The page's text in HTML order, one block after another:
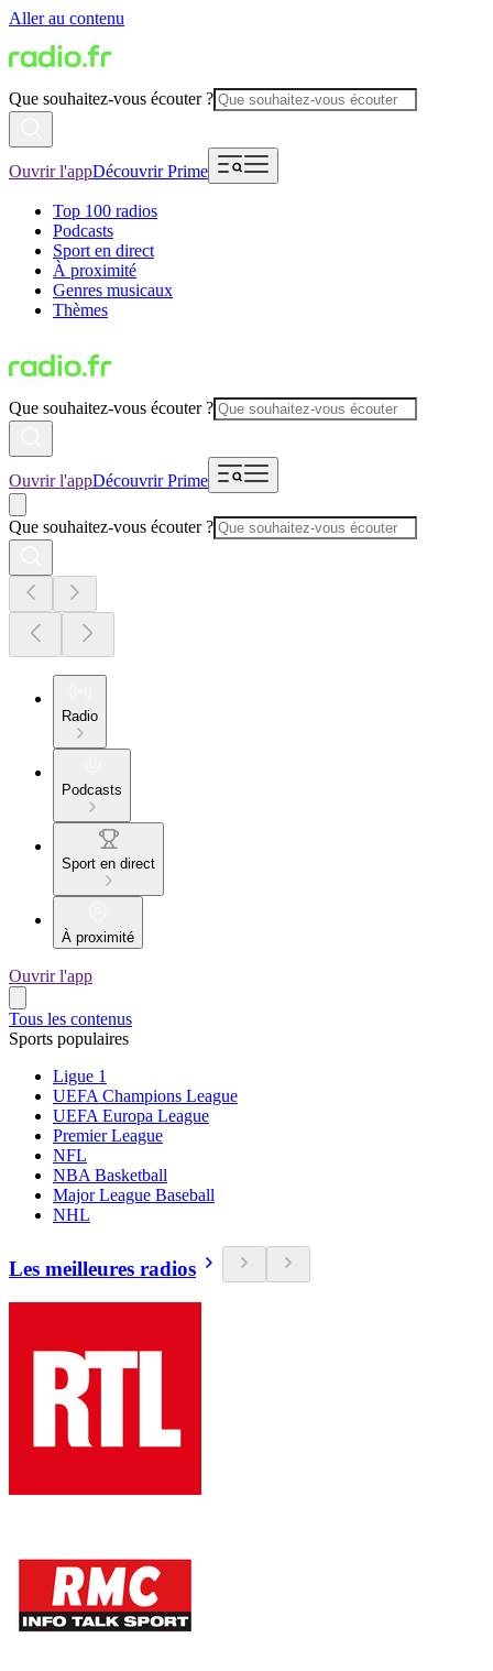
Aller au contenu
Que souhaitez-vous écouter ?
Ouvrir l'appDécouvrir Prime
Top 100 radios
Podcasts
Sport en direct
À proximité
Genres musicaux
Thèmes
Que souhaitez-vous écouter ?
Ouvrir l'appDécouvrir Prime
Que souhaitez-vous écouter ?
Radio
Podcasts
Sport en direct
À proximité
Ouvrir l'app
Tous les contenus
Sports populaires
Ligue 1
UEFA Champions League
UEFA Europa League
Premier League
NFL
NBA Basketball
Major League Baseball
NHL
Les meilleures radios